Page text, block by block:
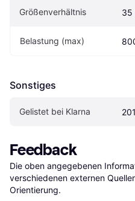
Größenverhältnis 35
Belastung (max)
Sonstiges
Gelistet bei Klarna
Feedback
Die oben angegebenen
verschiedenen externen
Orientierung.